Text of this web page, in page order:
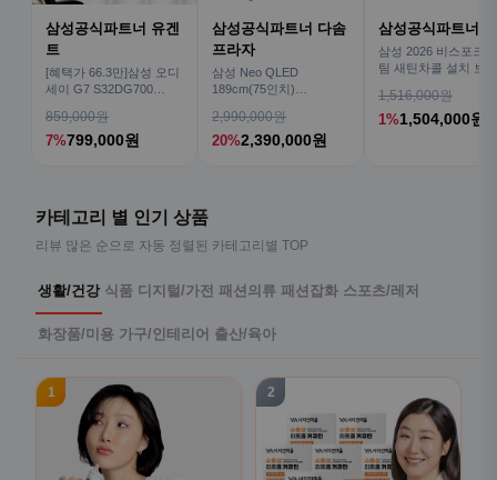
삼성공식파트너 유겐
트
[혜택가 66.3만]삼성 오디
세이 G7 S32DG700
859,000원
7%799,000원
삼성공식파트너 다솜
프라자
삼성 Neo QLED
189cm(75인치)
TV
2,990,000원
20%2,390,000원
삼성공식파트너
삼성 2026 비스포크
팀 새틴차콜 설치 보
1,516,000원
1%1,504,000원
카테고리 별 인기 상품
리뷰 많은 순으로 자동 정렬된 카테고리별 TOP
생활/건강 식품 디지털/가전 패션의류 패션잡화 스포츠/레저
화장품/미용 가구/인테리어 출산/육아
1 2